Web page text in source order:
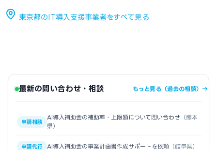
東京都のIT導入支援事業者をすべて見る
最新の問い合わせ・相談 もっと見る（過去の相談）→
申請相談
AI導入補助金の補助率・上限額について問い合わせ （熊本
県）
申請代行 AI導入補助金の事業計画書作成サポートを依頼 （岐阜県）